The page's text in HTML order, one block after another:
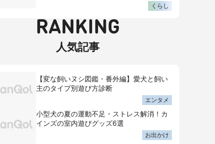
くらし
RANKING
人気記事
【変な飼いヌシ図鑑・番外編】愛犬と飼い
主のタイプ別遊び方診断
エンタメ
小型犬の夏の運動不足・ストレス解消！カ
インズの室内遊びグッズ6選
お出かけ